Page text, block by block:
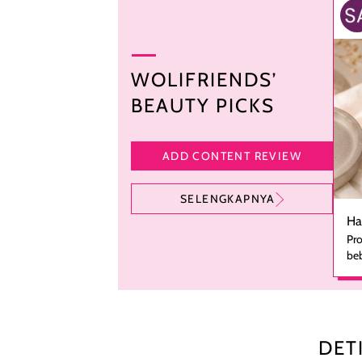
WOLIFRIENDS’
BEAUTY PICKS
ADD CONTENT REVIEW
SELENGKAPNYA